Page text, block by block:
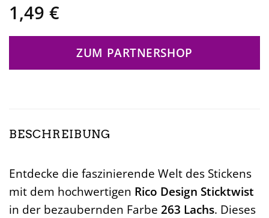
1,49 €
ZUM PARTNERSHOP
BESCHREIBUNG
Entdecke die faszinierende Welt des Stickens
mit dem hochwertigen Rico Design Sticktwist
in der bezaubernden Farbe 263 Lachs. Dieses